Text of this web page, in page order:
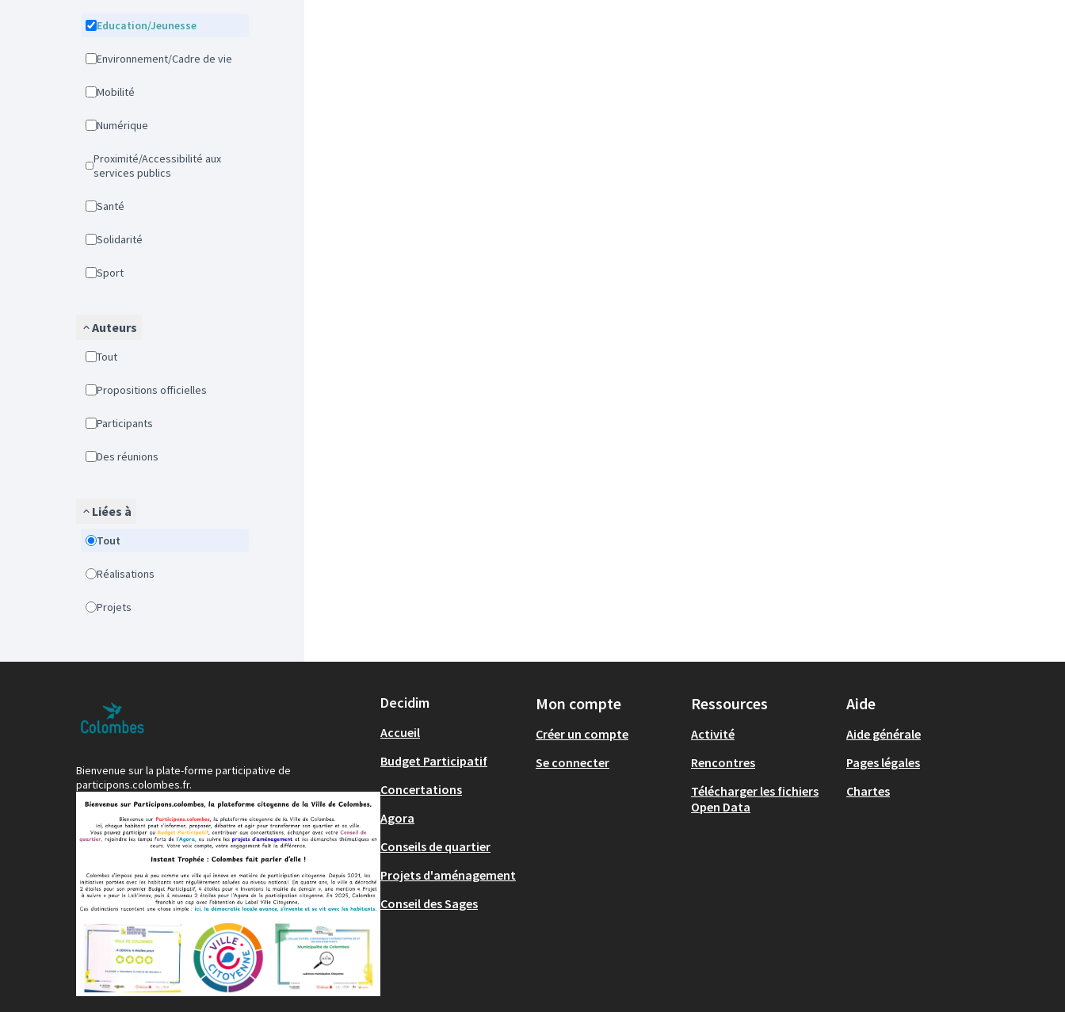
Education/Jeunesse
Environnement/Cadre de vie
Mobilité
Numérique
Proximité/Accessibilité aux
services publics
Santé
Solidarité
Sport
Auteurs
Tout
Propositions officielles
Participants
Des réunions
Liées à
Tout
Réalisations
Projets
Bienvenue sur la plate-forme participative de
participons.colombes.fr.
Decidim
Accueil
Budget Participatif
Concertations
Agora
Conseils de quartier
Projets d'aménagement
Conseil des Sages
Mon compte
Créer un compte
Se connecter
Ressources
Activité
Rencontres
Télécharger les fichiers
Open Data
Aide
Aide générale
Pages légales
Chartes